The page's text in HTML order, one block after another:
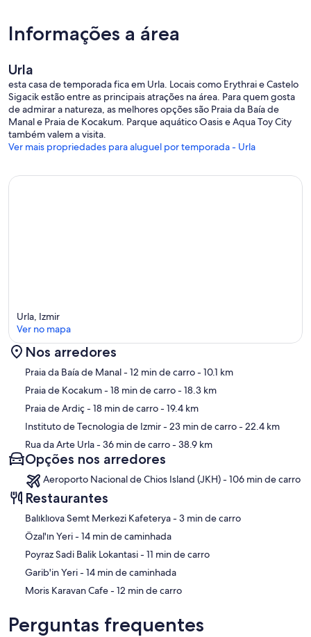
Informações a área
Urla
esta casa de temporada fica em Urla. Locais como Erythrai e Castelo
Sigacik estão entre as principais atrações na área. Para quem gosta
de admirar a natureza, as melhores opções são Praia da Baía de
Manal e Praia de Kocakum. Parque aquático Oasis e Aqua Toy City
também valem a visita.
Ver mais propriedades para aluguel por temporada - Urla
Mapa
Urla, Izmir
Ver no mapa
Nos arredores
Praia da Baía de Manal- 12 min de carro- 10.1 km
Praia de Kocakum- 18 min de carro- 18.3 km
Praia de Ardiç- 18 min de carro- 19.4 km
Instituto de Tecnologia de Izmir- 23 min de carro- 22.4 km
Rua da Arte Urla- 36 min de carro- 38.9 km
Opções nos arredores
Aeroporto Nacional de Chios Island (JKH) - 106 min de carro
Restaurantes
‪Balıklıova Semt Merkezi Kafeterya - ‬3 min de carro
‪Özal'ın Yeri - ‬14 min de caminhada
‪Poyraz Sadi Balik Lokantasi - ‬11 min de carro
‪Garib'in Yeri - ‬14 min de caminhada
‪Moris Karavan Cafe - ‬12 min de carro
Perguntas frequentes